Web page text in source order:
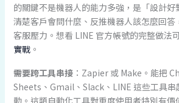
的關鍵不是機器人的能力多強，是「設計
清楚客戶會問什麼、反推機器人該怎麼回答
客服壓力。想看 LINE 官方帳號的完整做法
實戰。
需要跨工具串接：Zapier 或 Make。能把
Sheets、Gmail、Slack、LINE 這些工具串
動。這類自動化工具對重度使用者特別有